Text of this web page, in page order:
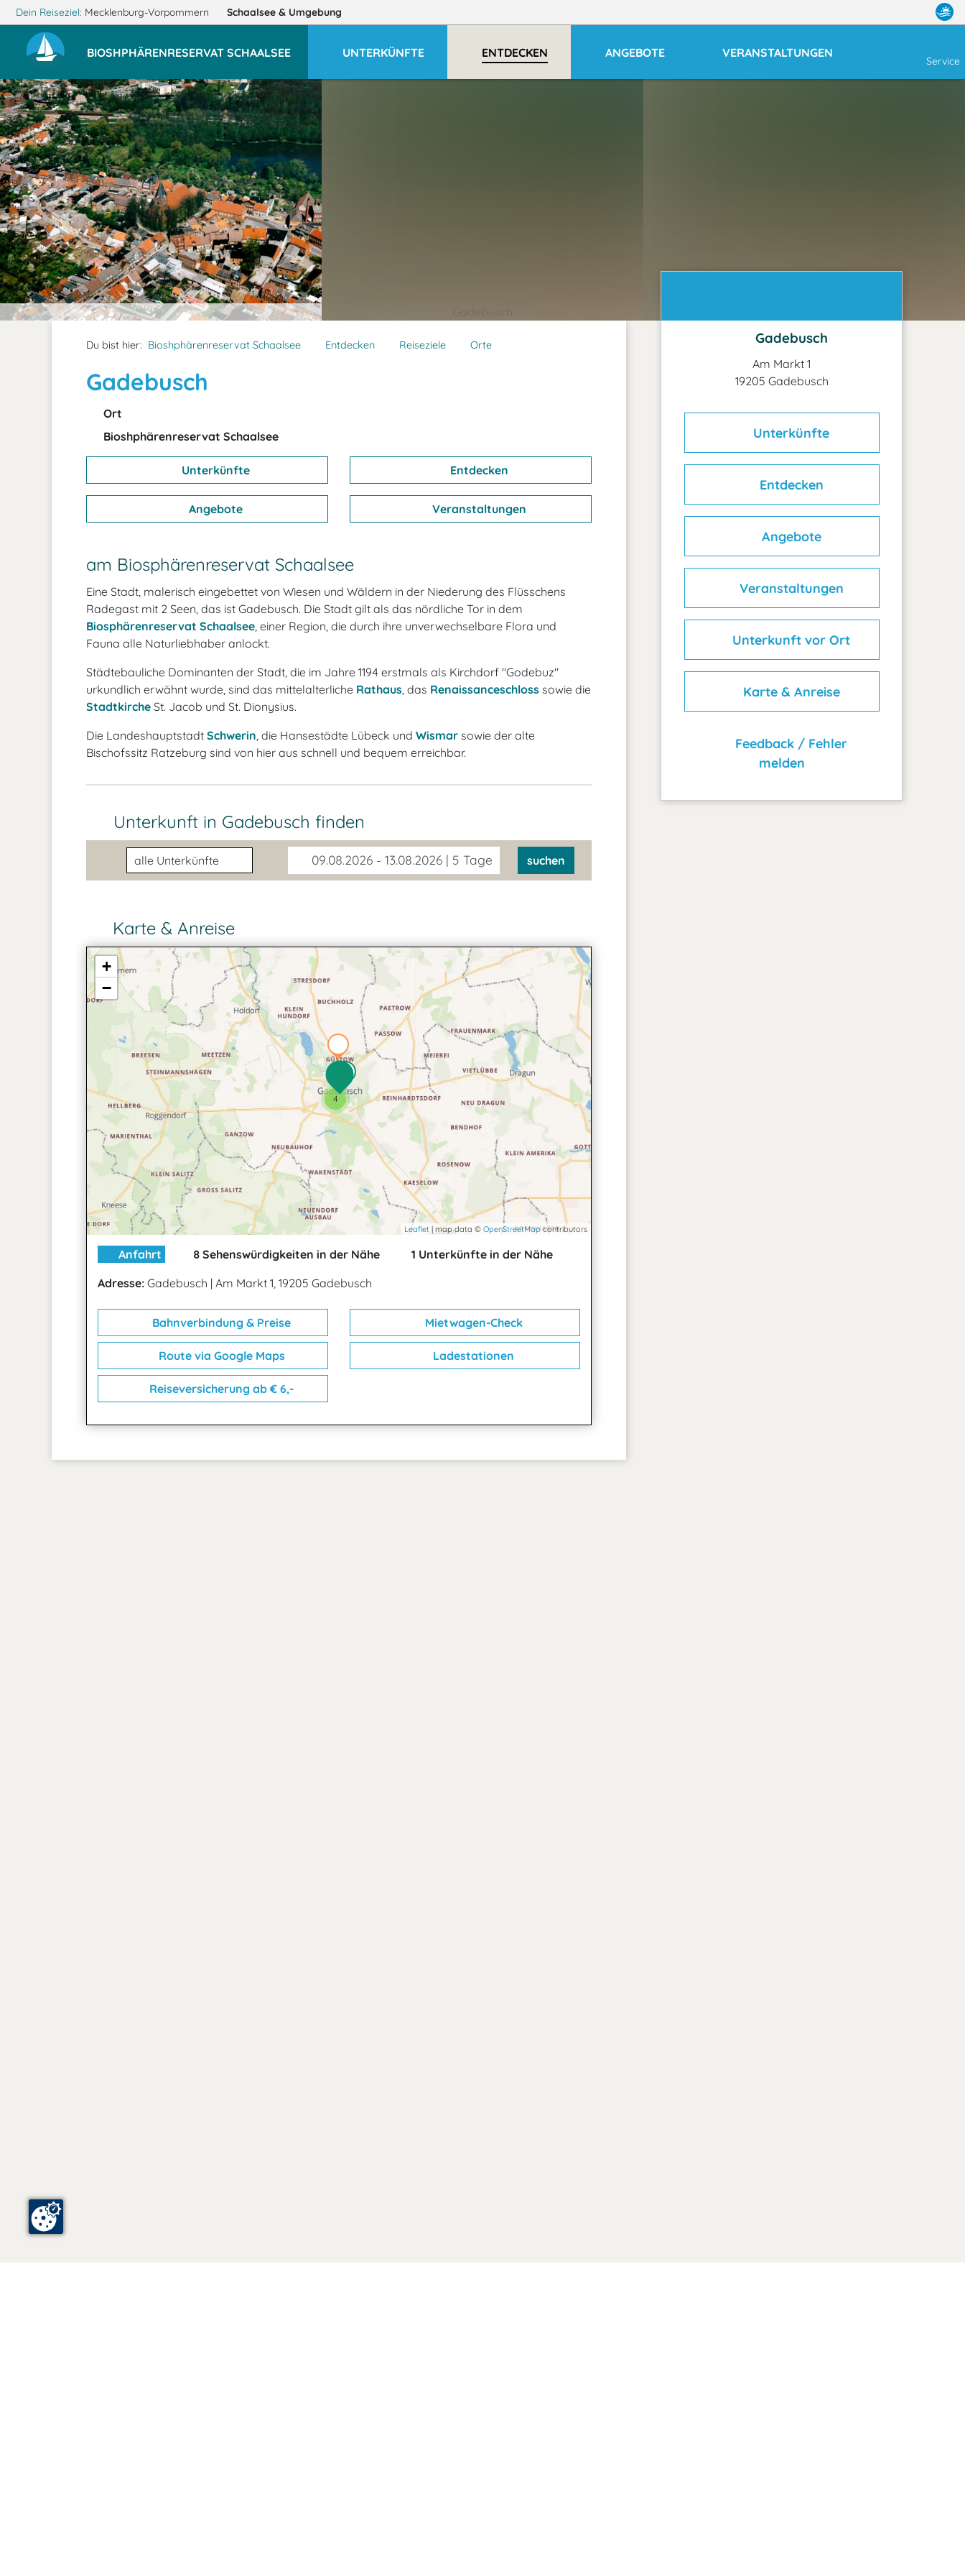
Dein Reiseziel: Mecklenburg-Vorpommern Schaalsee & Umgebung
BIOSHPHÄRENRESERVAT SCHAALSEE UNTERKÜNFTE ENTDECKEN ANGEBOTE VERANSTALTUNGEN
Service
Du bist hier: Bioshphärenreservat Schaalsee Entdecken Reiseziele Orte
Gadebusch
Ort
Bioshphärenreservat Schaalsee
Unterkünfte Entdecken
Angebote Veranstaltungen
am Biosphärenreservat Schaalsee
Eine Stadt, malerisch eingebettet von Wiesen und Wäldern in der Niederung des Flüsschens
Radegast mit 2 Seen, das ist Gadebusch. Die Stadt gilt als das nördliche Tor in dem
Biosphärenreservat Schaalsee, einer Region, die durch ihre unverwechselbare Flora und
Fauna alle Naturliebhaber anlockt.
Städtebauliche Dominanten der Stadt, die im Jahre 1194 erstmals als Kirchdorf "Godebuz"
urkundlich erwähnt wurde, sind das mittelalterliche Rathaus, das Renaissanceschloss sowie die
Stadtkirche St. Jacob und St. Dionysius.
Die Landeshauptstadt Schwerin, die Hansestädte Lübeck und Wismar sowie der alte
Bischofssitz Ratzeburg sind von hier aus schnell und bequem erreichbar.
Unterkunft in Gadebusch finden
Unterkunftsart 09.08.2026 - 13.08.2026 | 5 Tage suchen
Karte & Anreise
4
+
−
Leaflet | map data © OpenStreetMapcontributors
Anfahrt 8 Sehenswürdigkeiten in der Nähe
1 Unterkünfte in der Nähe
Adresse: Gadebusch | Am Markt 1, 19205 Gadebusch
Bahnverbindung & Preise Mietwagen-Check
Route via Google Maps Ladestationen
Reiseversicherung ab € 6,-
Gadebusch
Am Markt 1
19205 Gadebusch
Unterkünfte
Entdecken
Angebote
Veranstaltungen
Unterkunft vor Ort
Karte & Anreise
Feedback / Fehler
melden